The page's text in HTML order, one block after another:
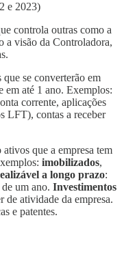
e 2023)
controla outras como a
a visão da Controladora,
que se converterão em
em até 1 ano. Exemplos:
corrente, aplicações
LFT), contas a receber
ativos que a empresa tem
imobilizados,
a longo prazo:
um ano. Investimentos
de atividade da empresa.
e patentes.